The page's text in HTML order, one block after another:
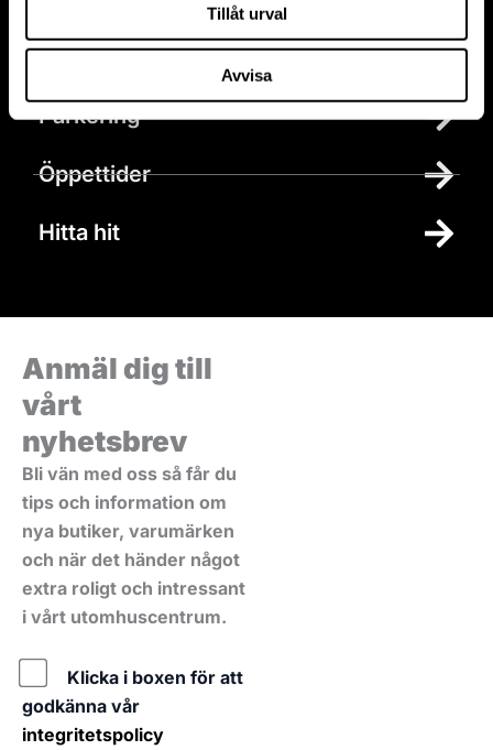
Tillåt urval
Avvisa
Parkering
Öppettider
Hitta hit
Anmäl dig till
vårt
nyhetsbrev
Bli vän med oss så får du
tips och information om
nya butiker, varumärken
och när det händer något
extra roligt och intressant
i vårt utomhuscentrum.
Klicka i boxen för att
godkänna vår
integritetspolicy